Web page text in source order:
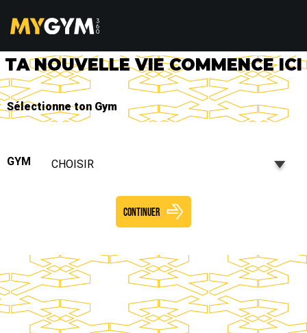
TA NOUVELLE VIE COMMENCE ICI
Sélectionne ton Gym
GYM CHOISIR
CONTINUER